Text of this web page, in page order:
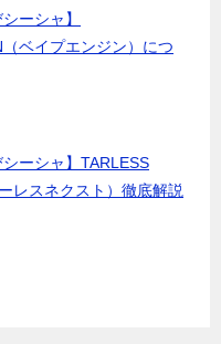
ーシャ】
（ベイプエンジン）につ
シーシャ】TARLESS
レスネクスト）徹底解説